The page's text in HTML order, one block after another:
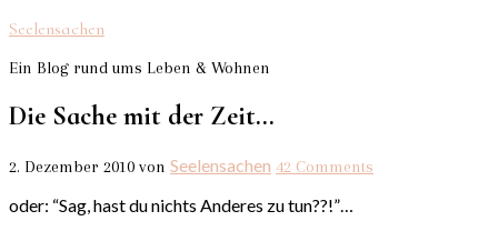
Seelensachen
Ein Blog rund ums Leben & Wohnen
Die Sache mit der Zeit…
2. Dezember 2010 von Seelensachen 42 Comments
oder: “Sag, hast du nichts Anderes zu tun??!”…